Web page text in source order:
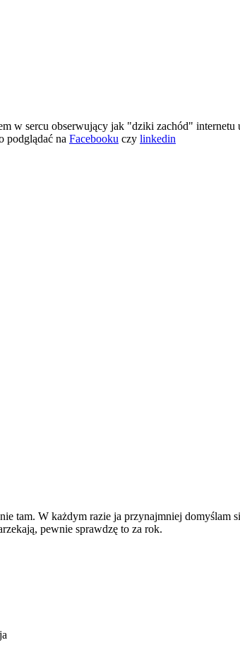
w sercu obserwujący jak "dziki zachód"
podglądać na Facebooku czy linkedin
tam. W każdym razie ja przynajmniej domyślam
pewnie sprawdzę to za rok.